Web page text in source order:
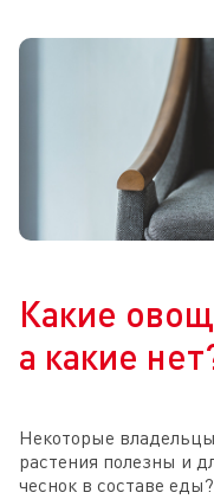
Какие
а какие
Некоторые
растения полезны и
чеснок в составе еды?